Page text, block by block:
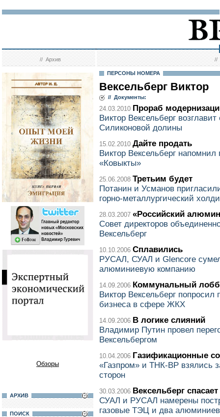
//Архив //
Обзоры
АРХИВ
ПОИСК
ПЕРСОНЫ НОМЕРА
Вексельберг Виктор
// Документы:
24.03.2010 Прораб
Виктор Вексельберг
Силиконовой долины
15.02.2010 Дайте продать
Виктор Вексельберг
«Ковыкты»
25.06.2008 Третьим будет
Потанин и Усманов
горно-металлургический
28.03.2007 «Российский
Совет директоров
Вексельберг
10.10.2006 Сплавились
РУСАЛ, СУАЛ и Glencore
алюминиевую компанию
14.09.2006 Коммунальный
Виктор Вексельберг попросил
бизнеса в сфере ЖКХ
14.09.2006 В логике слияний
Владимир Путин провел
Вексельбергом
10.04.2006 Газификационные
«Газпром» и ТНК-ВР взялись
сторон
30.03.2006 Вексельберг
СУАЛ и РУСАЛ намерены
газовые ТЭЦ и два